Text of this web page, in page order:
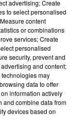
advertising; Create
to select personalised
content
or combinations
services; Create
personalised
security, prevent and
and content;
may
data to offer
information actively
and combine data from
devices based on